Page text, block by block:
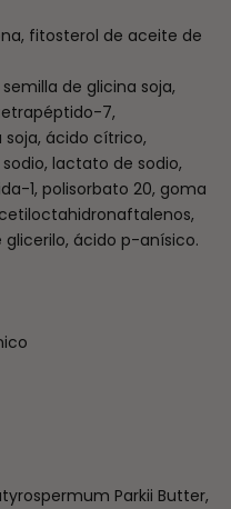
fitosterol de aceite de
de glicina soja,
7,
ácido cítrico,
lactato de sodio,
1, polisorbato 20, goma
ácido p-anísico.
Parkii Butter,